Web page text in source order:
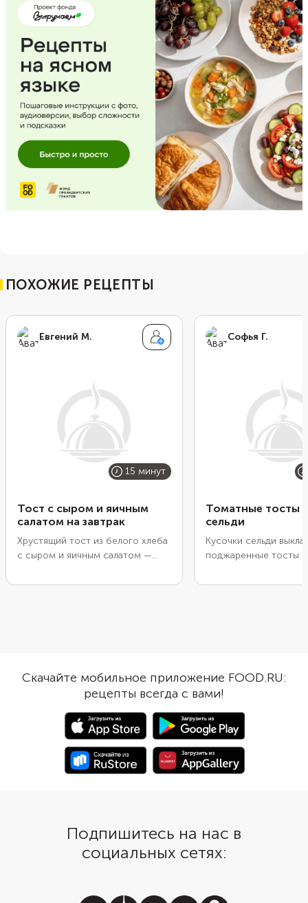
ПОХОЖИЕ РЕЦЕПТЫ
Евгений М.
15 минут
Тост с сыром и яичным
салатом на завтрак
Хрустящий тост из белого хлеба
с сыром и яичным салатом —
белкового завтрака. Яйца можно
Сыр подойдет любой
полутвердый, но лучше взять
чеддер, потому что он хорошо
Софья Г.
Томатные тосты
сельди
Кусочки сельди
поджаренные тосты
лука и белого вина.
могут взять
Разрежьте хлеб на
кусочки, чтобы
миниатюрные тосты
укус. Для блюда
сельдь в масле,
пропитало хлеб.
Скачайте мобильное приложение FOOD.RU:
рецепты всегда с вами!
Подпишитесь на нас в
социальных сетях: